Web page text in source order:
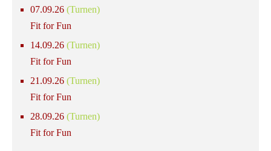
07.09.26 (Turnen)
Fit for Fun
14.09.26 (Turnen)
Fit for Fun
21.09.26 (Turnen)
Fit for Fun
28.09.26 (Turnen)
Fit for Fun